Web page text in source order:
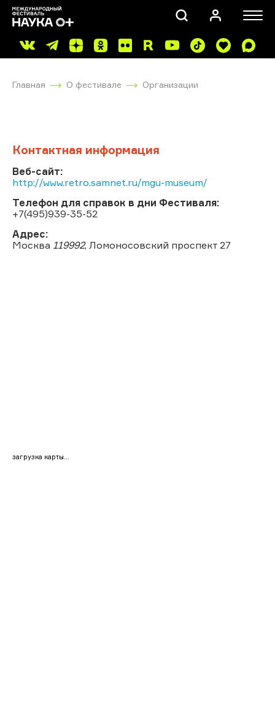
Главная О фестивале Организации
Контактная информация
Веб-сайт:
http://www.retro.samnet.ru/mgu-museum/
Телефон для справок в дни Фестиваля:
+7(495)939-35-52
Адрес:
Москва 119992, Ломоносовский проспект 27
загрузка карты...